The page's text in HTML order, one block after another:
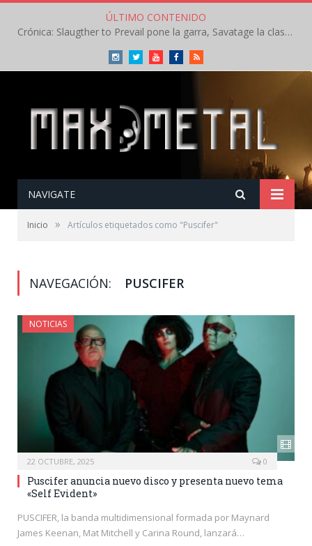
ÚLTIMO CONTENIDO
Crónica: Slaugther to Prevail pone la garra, Savatage la clase en la apertura del Leyendas del Rock – Miércoles – Agosto 2026
InstagramTwitterYoutubeFacebookRSS
NAVIGATE
Inicio » Artículos etiquetados como "Puscifer"
NAVEGACIÓN: PUSCIFER
NOTICIAS
22 OCTUBRE, 2025 0
Puscifer anuncia nuevo disco y presenta nuevo tema
«Self Evident»
PUSCIFER, la banda multidimensional formada por Maynard
James Keenan, Mat Mitchell y Carina Round, lanzará…